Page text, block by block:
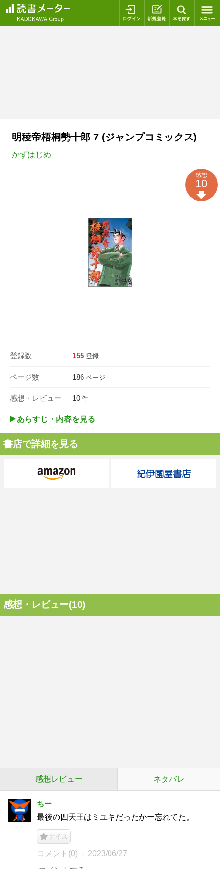
ログイン 新規登録
明稜帝梧桐勢十郎 7 (ジャンプコミックス)
かずはじめ
登録数 155 登録
ページ数 186 ページ
感想・レビュー 10 件
感想
10
▶︎あらすじ・内容を見る
書店で詳細を見る
感想・レビュー(10)
感想レビュー ネタバレ
ちー
最後の四天王はミユキだったかー忘れてた。
ナイス
コメント(0) 2023/06/27